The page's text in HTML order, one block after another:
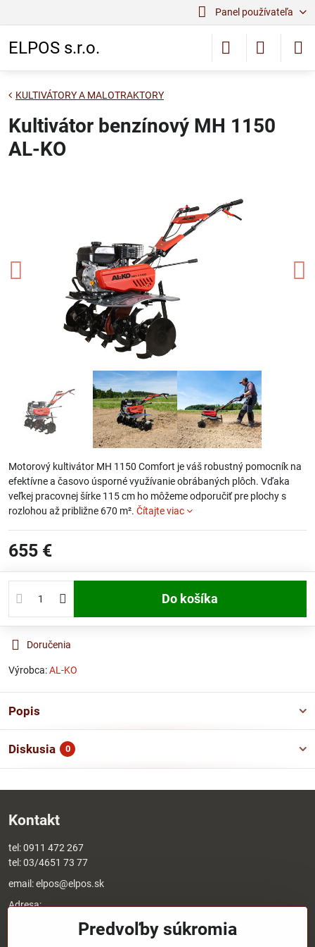
Panel používateľa
ELPOS s.r.o.
KULTIVÁTORY A MALOTRAKTORY
Kultivátor benzínový MH 1150
AL-KO
Motorový kultivátor MH 1150 Comfort je váš robustný pomocník na
efektívne a časovo úsporné využívanie obrábaných plôch. Vďaka
veľkej pracovnej šírke 115 cm ho môžeme odporučiť pre plochy s
rozlohou až približne 670 m². Čítajte viac
655 €
Do košíka
Doručenia
Výrobca:AL-KO
Popis
Diskusia 0
Kontakt
tel:0911 472 267
tel:03/4651 73 77
email:elpos@elpos.sk
Adresa:
Predvoľby súkromia